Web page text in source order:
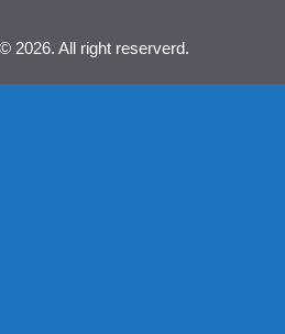
2026. All right reserverd.